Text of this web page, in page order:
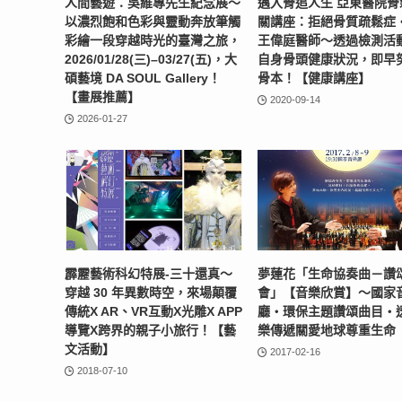
人間藝遊：吳維專先生紀念展～
以濃烈飽和色彩與靈動奔放筆觸
彩繪一段穿越時光的臺灣之旅，
2026/01/28(三)–03/27(五)，大
碩藝境 DA SOUL Gallery！
【畫展推薦】
2026-01-27
邁入骨追人生 亞東醫院骨
關講座：拒絕骨質疏鬆
王偉庭醫師〜透過檢測活
自身骨頭健康狀況，即早
骨本！【健康講座】
2020-09-14
霹靂藝術科幻特展-三十還真～
穿越 30 年異數時空，來場顛覆
傳統X AR、VR互動X光雕X APP
導覽X跨界的親子小旅行！【藝
文活動】
2018-07-10
夢蓮花「生命協奏曲－讚
會」【音樂欣賞】～國家
廳‧環保主題讚頌曲目‧
樂傳遞關愛地球尊重生命
2017-02-16